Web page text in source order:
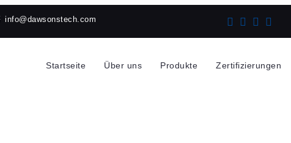
info@dawsonstech.com
Startseite Über uns Produkte Zertifizierungen